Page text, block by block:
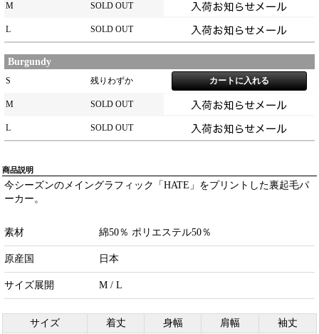
M SOLD OUT
L SOLD OUT
Burgundy
S 残りわずか
M SOLD OUT
L SOLD OUT
商品説明
今シーズンのメイングラフィック「HATE」をプリントした裏起毛パ
ーカー。
素材 綿50％ ポリエステル50％
原産国 日本
サイズ展開 M / L
サイズ 着丈 身幅 肩幅
袖丈